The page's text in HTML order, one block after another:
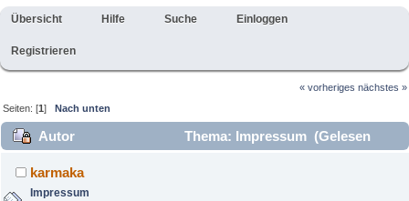
Übersicht Hilfe Suche Einloggen
Registrieren
« vorheriges nächstes »
Seiten: [1]Nach unten
Autor
Thema: Impressum (Gelesen
202687 mal)
karmaka
Impressum